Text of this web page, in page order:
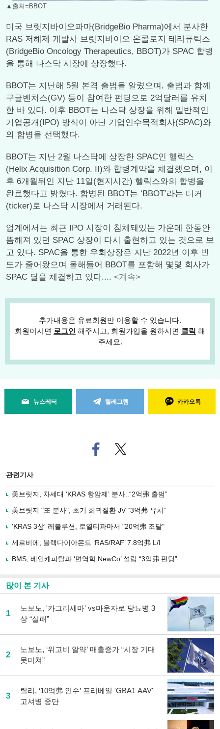
▲출처=BBOT
미국 브릿지바이오파마(BridgeBio Pharma)에서 분사한
RAS 저해제 개발사 브릿지바이오 온콜로지 테라퓨틱스
(BridgeBio Oncology Therapeutics, BBOT)가 SPAC 합병
을 통해 나스닥 시장에 상장했다.
BBOT는 지난해 5월 본격 출범을 알렸으며, 출범과 함께
구글벤처스(GV) 등이 참여한 펀딩으로 2억달러를 유치
한 바 있다. 이후 BBOT는 나스닥 상장을 위해 일반적인
기업공개(IPO) 방식이 아닌 기업인수목적회사(SPAC)와
의 합병을 선택했다.
BBOT는 지난 2월 나스닥에 상장한 SPAC인 헬릭스
(Helix Acquisition Corp. II)와 합병계약을 체결했으며, 이
후 6개월뒤인 지난 11일(현지시간) 헬릭스와의 합병을
완료했다고 밝혔다. 합병된 BBOT는 ‘BBOT’라는 티커
(ticker)로 나스닥 시장에서 거래된다.
업계에서는 최근 IPO 시장이 침체돼있는 가운데 한동안
뜸해져 있던 SPAC 상장이 다시 출현하고 있는 것으로 보
고 있다. SPAC을 통한 우회상장은 지난 2022년 이후 빈
도가 줄어왔으며 올해들어 BBOT를 포함해 몇몇 회사가
SPAC 딜을 체결하고 있다.... <계속>
추가내용은 유료회원만 이용할 수 있습니다.
회원이시면 로그인 해주시고, 회원가입을 원하시면 클릭 해
주세요.
뉴스레터 텔레그램 카카오톡
페
이
로
기
사
유
기
트위
터로
관련기사
美브릿지, 차세대 ‘KRAS 항암제’ 분사..“2억弗 출범”
美브릿지 "또 분사", 초기 희귀질환 JV “3억弗 유치”
'KRAS 3상' 레볼루션, 로열티파마서 "20억弗 조달"
세르비에, 블랙다이아몬드 ‘RAS/RAF’ 7.8억弗 L/I
BMS, 베인캐피탈과 ‘면역학 NewCo’ 설립 “3억弗 펀딩”
많이 본 기사
1
노보노, '카그리세마' vs마운자로 당뇨병 3
상 “실패”
2
노보노, ‘위고비 알약’ 매출증가 “시장 기대
못미쳐”
3
릴리, ‘10억弗 인수’ 프리베일 'GBA1 AAV'
고셔병 중단